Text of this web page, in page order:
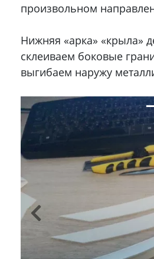
произвольном
Нижняя «арка» «крыла»
склеиваем боковые
выгибаем наружу